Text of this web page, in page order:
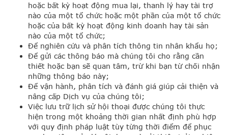
hoặc bất kỳ hoạt động mua lại, thanh lý hay tài trợ
nào của một tổ chức hoặc một phần của một tổ chức
hoặc của bất kỳ hoạt động kinh doanh hay tài sản
nào của một tổ chức;
Để nghiên cứu và phân tích thông tin nhân khẩu họ;
Để gửi các thông báo mà chúng tôi cho rằng cần
thiết hoặc bạn sẽ quan tâm, trừ khi bạn từ chối nhận
những thông báo này;
Để vận hành, phân tích và đánh giá giúp cải thiện và
nâng cấp Dịch vụ của chúng tôi;
Việc lưu trữ lịch sử hội thoại được chúng tôi thực
hiện trong một khoảng thời gian nhất định phù hợp
với quy định pháp luật tùy từng thời điểm để phục